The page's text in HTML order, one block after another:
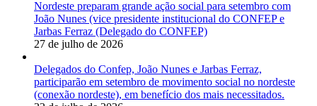
Nordeste preparam grande ação social para setembro com
João Nunes (vice presidente institucional do CONFEP e
Jarbas Ferraz (Delegado do CONFEP)
27 de julho de 2026
Delegados do Confep, João Nunes e Jarbas Ferraz,
participarão em setembro de movimento social no nordeste
(conexão nordeste), em benefício dos mais necessitados.